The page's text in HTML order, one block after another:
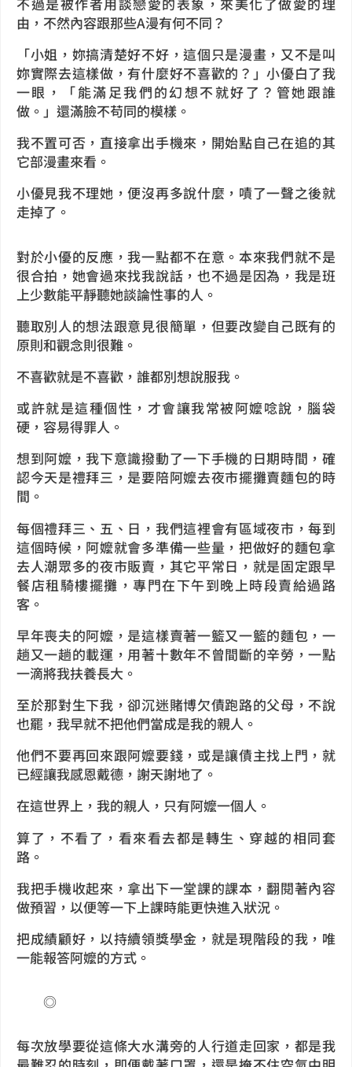
由，不然內容跟那些A漫有何不同？
「小姐，妳搞清楚好不好，這個只是漫畫，又不是叫
妳實際去這樣做，有什麼好不喜歡的？」小優白了我
一眼，「能滿足我們的幻想不就好了？管她跟誰
做。」還滿臉不苟同的模樣。
我不置可否，直接拿出手機來，開始點自己在追的其
它部漫畫來看。
小優見我不理她，便沒再多說什麼，嘖了一聲之後就
走掉了。
對於小優的反應，我一點都不在意。本來我們就不是
很合拍，她會過來找我說話，也不過是因為，我是班
上少數能平靜聽她談論性事的人。
聽取別人的想法跟意見很簡單，但要改變自己既有的
原則和觀念則很難。
不喜歡就是不喜歡，誰都別想說服我。
或許就是這種個性，才會讓我常被阿嬤唸說，腦袋
硬，容易得罪人。
想到阿嬤，我下意識撥動了一下手機的日期時間，確
認今天是禮拜三，是要陪阿嬤去夜市擺攤賣麵包的時
間。
每個禮拜三、五、日，我們這裡會有區域夜市，每到
這個時候，阿嬤就會多準備一些量，把做好的麵包拿
去人潮眾多的夜市販賣，其它平常日，就是固定跟早
餐店租騎樓擺攤，專門在下午到晚上時段賣給過路
客。
早年喪夫的阿嬤，是這樣賣著一籃又一籃的麵包，一
趟又一趟的載運，用著十數年不曾間斷的辛勞，一點
一滴將我扶養長大。
至於那對生下我，卻沉迷賭博欠債跑路的父母，不說
也罷，我早就不把他們當成是我的親人。
他們不要再回來跟阿嬤要錢，或是讓債主找上門，就
已經讓我感恩戴德，謝天謝地了。
在這世界上，我的親人，只有阿嬤一個人。
算了，不看了，看來看去都是轉生、穿越的相同套
路。
我把手機收起來，拿出下一堂課的課本，翻閱著內容
做預習，以便等一下上課時能更快進入狀況。
把成績顧好，以持續領獎學金，就是現階段的我，唯
一能報答阿嬤的方式。
◎
每次放學要從這條大水溝旁的人行道走回家，都是我